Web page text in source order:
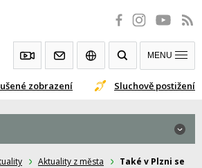
zobrazení Sluchově postižení
MENU
Aktuality z města
Také v Plzni se